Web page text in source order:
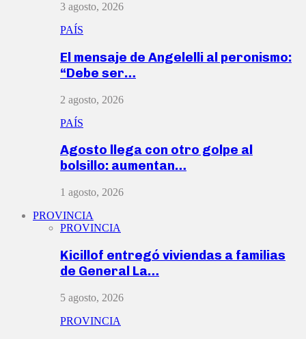
3 agosto, 2026
PAÍS
El mensaje de Angelelli al peronismo:
“Debe ser…
2 agosto, 2026
PAÍS
Agosto llega con otro golpe al
bolsillo: aumentan…
1 agosto, 2026
PROVINCIA
PROVINCIA
Kicillof entregó viviendas a familias
de General La…
5 agosto, 2026
PROVINCIA